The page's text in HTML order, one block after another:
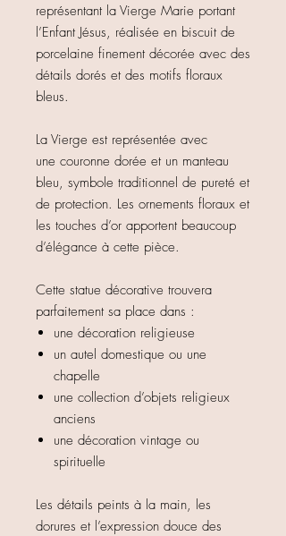
représentant la Vierge Marie portant
l’Enfant Jésus, réalisée en biscuit de
porcelaine finement décorée avec des
détails dorés et des motifs floraux
bleus.
La Vierge est représentée avec
une couronne dorée et un manteau
bleu, symbole traditionnel de pureté et
de protection. Les ornements floraux et
les touches d’or apportent beaucoup
d’élégance à cette pièce.
Cette statue décorative trouvera
parfaitement sa place dans :
une décoration religieuse
un autel domestique ou une
chapelle
une collection d’objets religieux
anciens
une décoration vintage ou
spirituelle
Les détails peints à la main, les
dorures et l’expression douce des